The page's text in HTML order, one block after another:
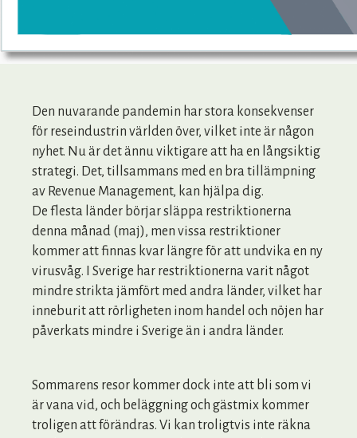
Den nuvarande pandemin har stora konsekvenser
för reseindustrin världen över, vilket inte är någon
nyhet. Nu är det ännu viktigare att ha en långsiktig
strategi. Det, tillsammans med en bra tillämpning
av Revenue Management, kan hjälpa dig.
De flesta länder börjar släppa restriktionerna
denna månad (maj), men vissa restriktioner
kommer att finnas kvar längre för att undvika en ny
virusvåg. I Sverige har restriktionerna varit något
mindre strikta jämfört med andra länder, vilket har
inneburit att rörligheten inom handel och nöjen har
påverkats mindre i Sverige än i andra länder.
Sommarens resor kommer dock inte att bli som vi
är vana vid, och beläggning och gästmix kommer
troligen att förändras. Vi kan troligtvis inte räkna